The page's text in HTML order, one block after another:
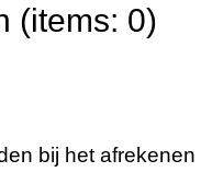
(items: 0)
bij het afrekenen